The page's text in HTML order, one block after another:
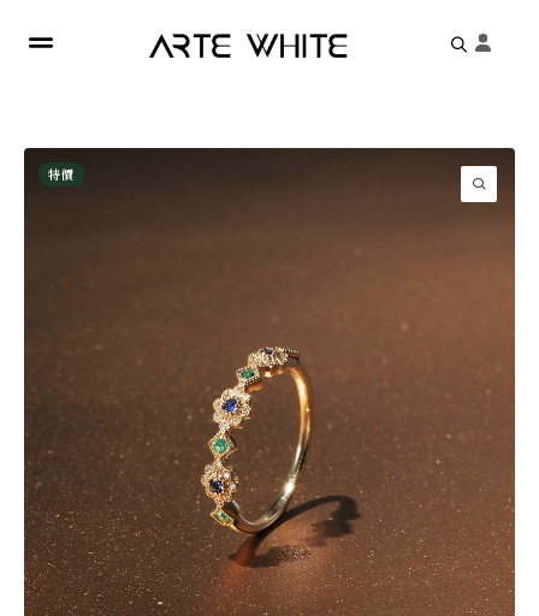
特價